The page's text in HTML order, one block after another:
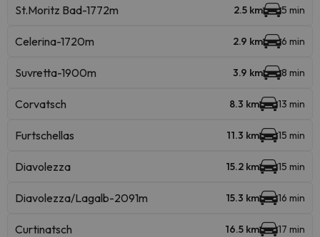
St.Moritz Bad-1772m 2.5 km 5 min
Celerina-1720m 2.9 km 6 min
Suvretta-1900m 3.9 km 8 min
Corvatsch 8.3 km 13 min
Furtschellas 11.3 km 15 min
Diavolezza 15.2 km 15 min
Diavolezza/Lagalb-2091m 15.3 km 16 min
Curtinatsch 16.5 km 17 min